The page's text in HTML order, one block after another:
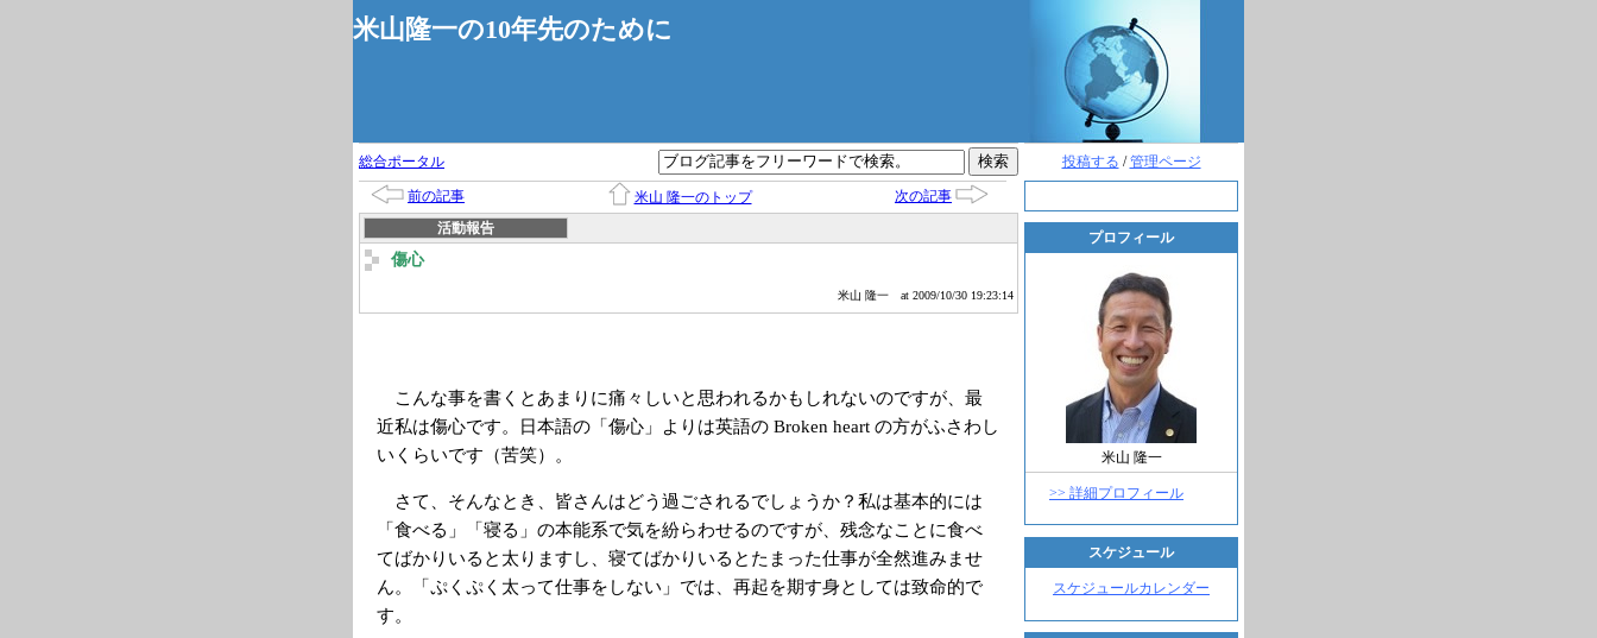
米山隆一の10年先のために
投稿する /管理ページ
プロフィール
米山 隆一
>> 詳細プロフィール
スケジュール
スケジュールカレンダー
総合ポータル
前の記事 米山 隆一のトップ
次の記事
活動報告
傷心
米山 隆一 at 2009/10/30 19:23:14
こんな事を書くとあまりに痛々しいと思われるかもしれないのですが、最
近私は傷心です。日本語の「傷心」よりは英語の Broken heart の方がふさわし
いくらいです（苦笑）。
さて、そんなとき、皆さんはどう過ごされるでしょうか？私は基本的には
「食べる」「寝る」の本能系で気を紛らわせるのですが、残念なことに食べ
てばかりいると太りますし、寝てばかりいるとたまった仕事が全然進みませ
ん。「ぷくぷく太って仕事をしない」では、再起を期す身としては致命的で
す。